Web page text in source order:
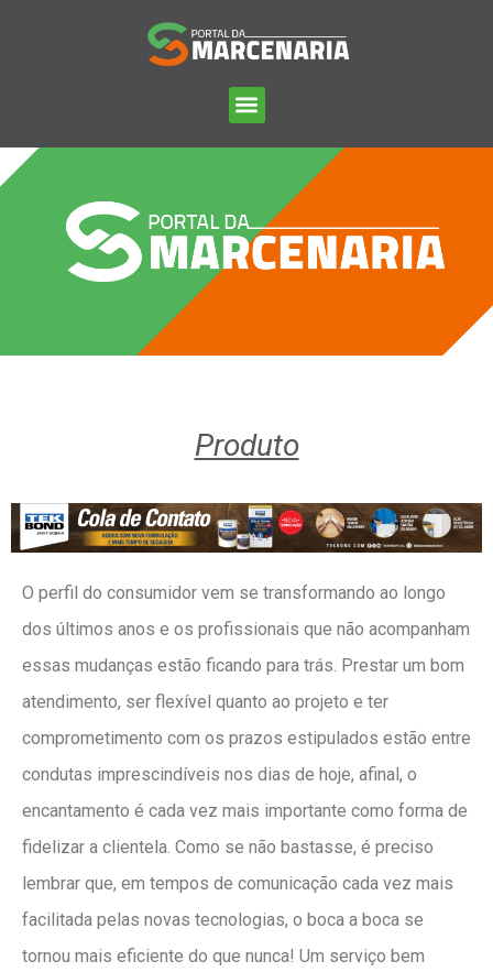
Produto
O perfil do consumidor vem se transformando ao longo
dos últimos anos e os profissionais que não acompanham
essas mudanças estão ficando para trás. Prestar um bom
atendimento, ser flexível quanto ao projeto e ter
comprometimento com os prazos estipulados estão entre
condutas imprescindíveis nos dias de hoje, afinal, o
encantamento é cada vez mais importante como forma de
fidelizar a clientela. Como se não bastasse, é preciso
lembrar que, em tempos de comunicação cada vez mais
facilitada pelas novas tecnologias, o boca a boca se
tornou mais eficiente do que nunca! Um serviço bem